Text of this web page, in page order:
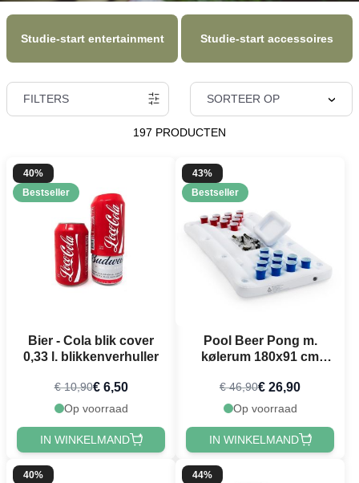
Studie-start entertainment Studie-start accessoires
FILTERS SORTEER OP
197 PRODUCTEN
40%
Bestseller
Bier - Cola blik cover
0,33 l. blikkenverhuller
€ 10,90€ 6,50
Op voorraad
IN WINKELMAND
43%
Bestseller
Pool Beer Pong m.
kølerum 180x91 cm
€ 46,90€ 26,90
Op voorraad
IN WINKELMAND
40%
44%